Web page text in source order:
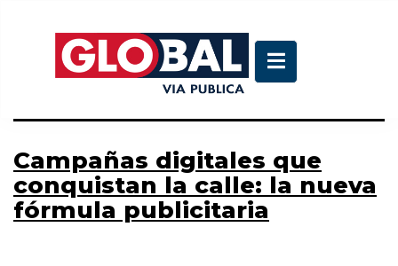
con campañas digitales
Campañas digitales que
conquistan la calle: la nueva
fórmula publicitaria